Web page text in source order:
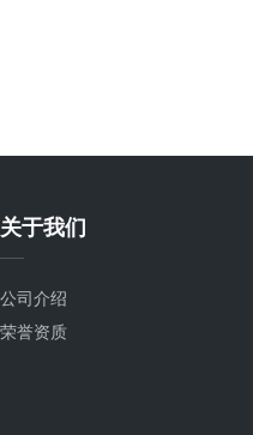
关于我们
公司介绍
荣誉资质